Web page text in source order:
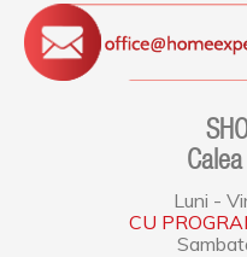
Luni -
CU
Sambata